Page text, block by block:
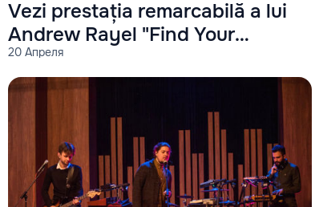
20 Апреля
Vezi prestația remarcabilă a lui
Andrew Rayel "Find Your
Harmony #350"